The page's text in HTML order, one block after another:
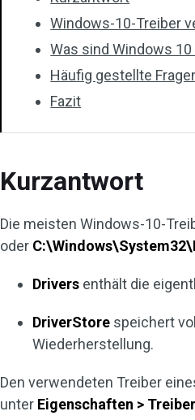
Windows-10-Treiber
Was sind Windows
Häufig gestellte
Fazit
Kurzantwort
Die meisten Windows-10-
oder
Drivers enthält die
DriverStore speichert
Wiederherstellung.
Den verwendeten Treiber
unter Eigenschaften >